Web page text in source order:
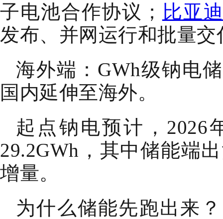
子电池合作协议； 比亚
发布、并网运行和批量
海外端：GWh级钠电
国内延伸至海外。
起点钠电预计，2026
29.2GWh，其中储能端
增量。
为什么储能先跑出来